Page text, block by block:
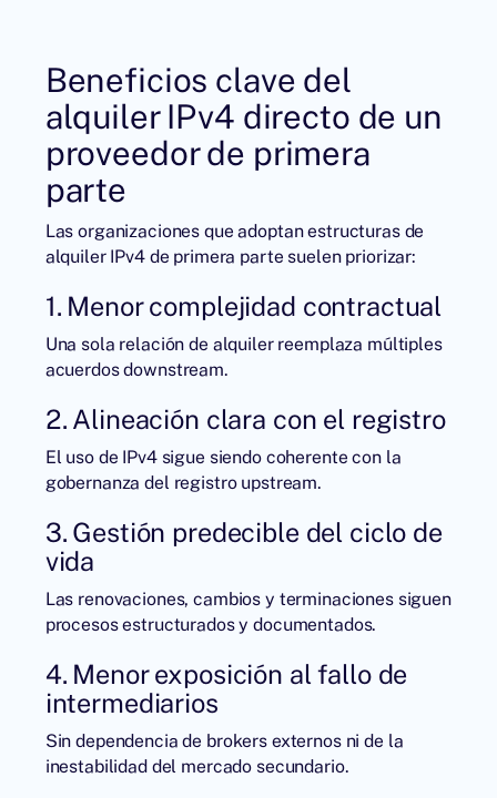
Beneficios clave del
alquiler IPv4 directo de un
proveedor de primera
parte
Las organizaciones que adoptan estructuras de
alquiler IPv4de primera parte suelen priorizar:
1. Menor complejidad contractual
Una sola relación de alquiler reemplaza múltiples
acuerdos downstream.
2. Alineación clara con el registro
El uso de IPv4 sigue siendo coherente con la
gobernanza del registro upstream.
3. Gestión predecible del ciclo de
vida
Las renovaciones, cambios y terminaciones siguen
procesos estructurados y documentados.
4. Menor exposición al fallo de
intermediarios
Sin dependencia de brokers externos ni de la
inestabilidad del mercado secundario.